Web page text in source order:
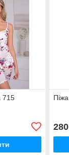
715
280